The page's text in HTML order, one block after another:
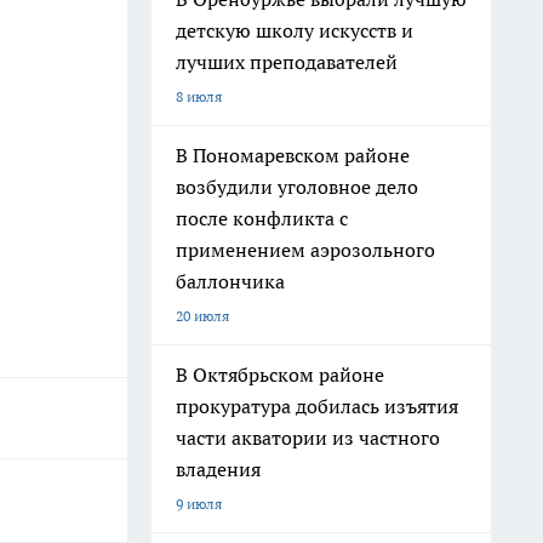
детскую школу искусств и
лучших преподавателей
8 июля
В Пономаревском районе
возбудили уголовное дело
после конфликта с
применением аэрозольного
баллончика
20 июля
В Октябрьском районе
прокуратура добилась изъятия
части акватории из частного
владения
9 июля